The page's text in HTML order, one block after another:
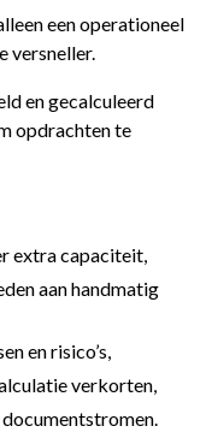
een operationeel
versneller.
en gecalculeerd
opdrachten te
extra capaciteit,
aan handmatig
en risico’s,
verkorten,